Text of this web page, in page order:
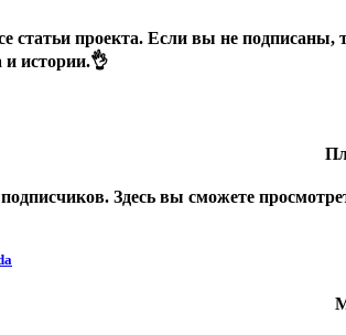
статьи проекта. Если вы не подписаны,
и истории.👌
Здесь вы сможете